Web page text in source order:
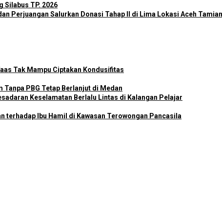
Silabus TP. 2026
Perjuangan Salurkan Donasi Tahap II di Lima Lokasi Aceh
Tak Mampu Ciptakan Kondusifitas
PBG Tetap Berlanjut di Medan
Keselamatan Berlalu Lintas di Kalangan Pelajar
terhadap Ibu Hamil di Kawasan Terowongan Pancasila